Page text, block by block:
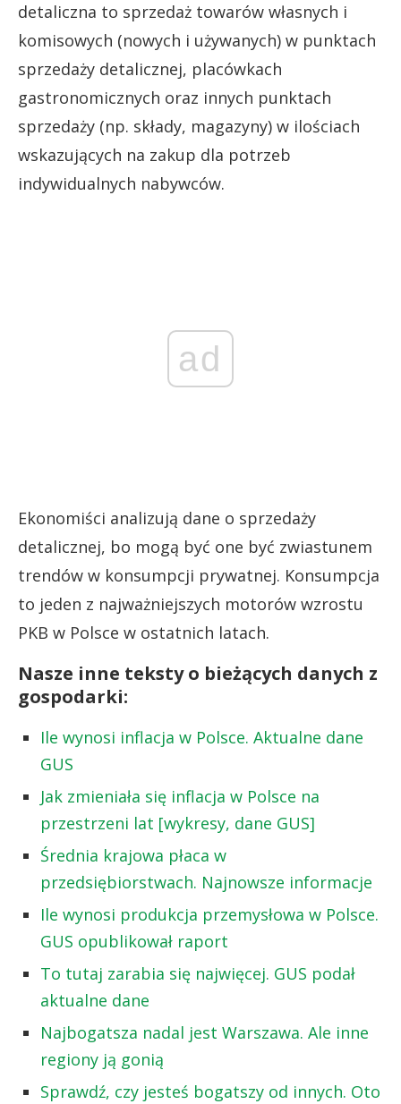
detaliczna to sprzedaż towarów własnych i
komisowych (nowych i używanych) w punktach
sprzedaży detalicznej, placówkach
gastronomicznych oraz innych punktach
sprzedaży (np. składy, magazyny) w ilościach
wskazujących na zakup dla potrzeb
indywidualnych nabywców.
ad
Ekonomiści analizują dane o sprzedaży
detalicznej, bo mogą być one być zwiastunem
trendów w konsumpcji prywatnej. Konsumpcja
to jeden z najważniejszych motorów wzrostu
PKB w Polsce w ostatnich latach.
Nasze inne teksty o bieżących danych z
gospodarki:
Ile wynosi inflacja w Polsce. Aktualne dane
GUS
Jak zmieniała się inflacja w Polsce na
przestrzeni lat [wykresy, dane GUS]
Średnia krajowa płaca w
przedsiębiorstwach. Najnowsze informacje
Ile wynosi produkcja przemysłowa w Polsce.
GUS opublikował raport
To tutaj zarabia się najwięcej. GUS podał
aktualne dane
Najbogatsza nadal jest Warszawa. Ale inne
regiony ją gonią
Sprawdź, czy jesteś bogatszy od innych. Oto